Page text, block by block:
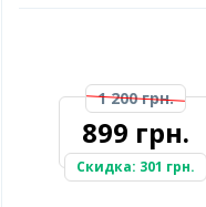
1 200 грн.
899 грн.
Скидка: 301 грн.